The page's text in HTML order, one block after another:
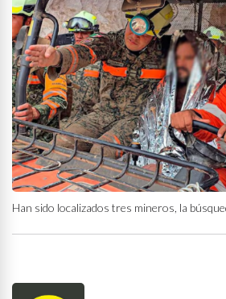
Han sido localizados tres mineros, la